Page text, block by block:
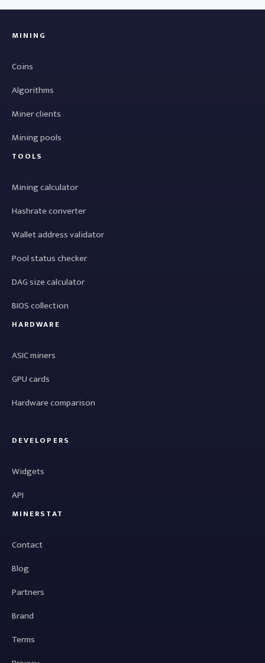
MINING
Coins
Algorithms
Miner clients
Mining pools
TOOLS
Mining calculator
Hashrate converter
Wallet address validator
Pool status checker
DAG size calculator
BIOS collection
HARDWARE
ASIC miners
GPU cards
Hardware comparison
DEVELOPERS
Widgets
API
MINERSTAT
Contact
Blog
Partners
Brand
Terms